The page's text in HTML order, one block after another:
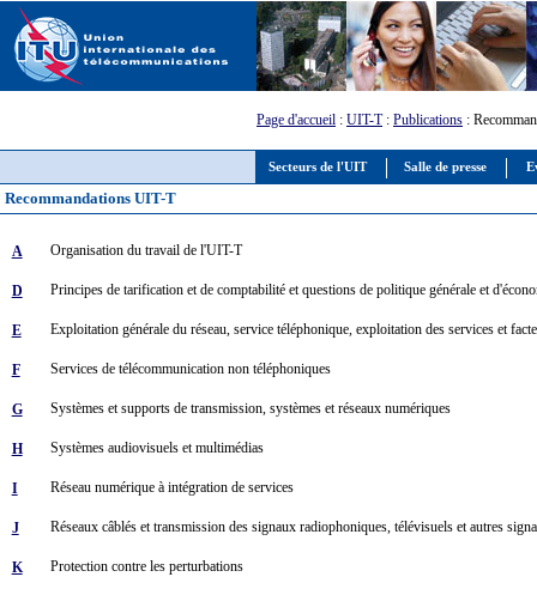
Secteurs de l'UIT Salle de presse
Page d'accueil : UIT-T: Publications :
Recommandations UIT-T
A Organisation du travail de l'UIT-T
D Principes de tarification et de comptabilité et questions de politique générale et
E Exploitation générale du réseau, service téléphonique, exploitation des services et
F Services de télécommunication non téléphoniques
G Systèmes et supports de transmission, systèmes et réseaux numériques
H Systèmes audiovisuels et multimédias
I Réseau numérique à intégration de services
J Réseaux câblés et transmission des signaux radiophoniques, télévisuels et autres
K Protection contre les perturbations